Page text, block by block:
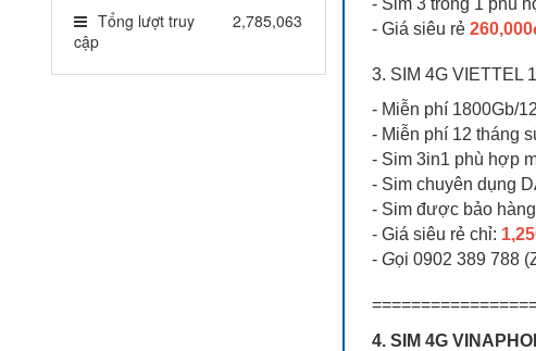
- Giá siêu rẻ
3. SIM 4G VIETTEL
- Miễn phí 1800Gb/
- Miễn phí 12 tháng
- Sim 3in1 phù hợp
- Sim chuyên dụng
- Sim được bảo
- Giá siêu rẻ chỉ:
- Gọi 0902 389 788
4. SIM 4G
Tổng lượt truy
cập
2,785,063